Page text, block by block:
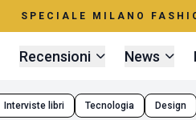
SPECIALE MILANO
Recensioni News
Interviste libri Tecnologia Design